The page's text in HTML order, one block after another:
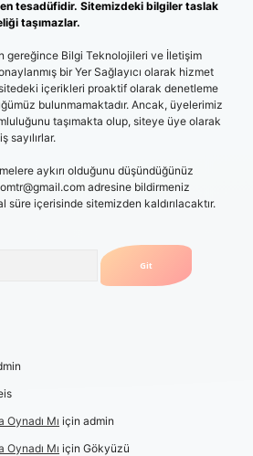
tesadüfidir. Sitemizdeki bilgiler taslak
taşımazlar.
gereğince Bilgi Teknolojileri ve İletişim
bir Yer Sağlayıcı olarak hizmet
içerikleri proaktif olarak denetleme
bulunmamaktadır. Ancak, üyelerimiz
taşımakta olup, siteye üye olarak
sayılırlar.
aykırı olduğunu düşündüğünüz
adresine bildirmeniz
içerisinde sitemizden kaldırılacaktır.
Mı için admin
Mı için Gökyüzü